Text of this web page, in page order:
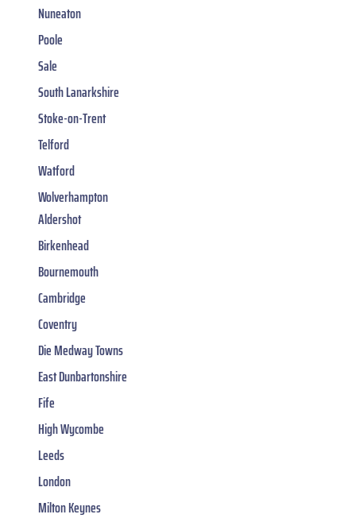
Nuneaton
Poole
Sale
South Lanarkshire
Stoke-on-Trent
Telford
Watford
Wolverhampton
Aldershot
Birkenhead
Bournemouth
Cambridge
Coventry
Die Medway Towns
East Dunbartonshire
Fife
High Wycombe
Leeds
London
Milton Keynes